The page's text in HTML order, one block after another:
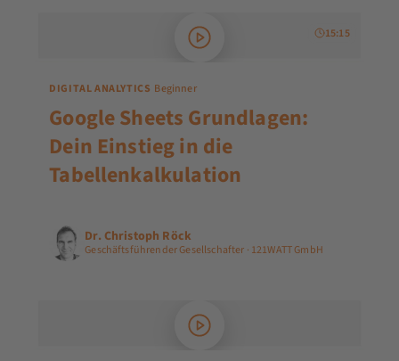
15:15
DIGITAL ANALYTICS Beginner
Google Sheets Grundlagen:
Dein Einstieg in die
Tabellenkalkulation
Dr. Christoph Röck
Geschäftsführender Gesellschafter · 121WATT GmbH